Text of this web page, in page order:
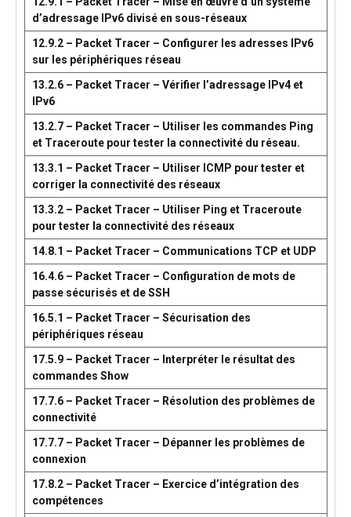
d’adressage IPv6 divisé en sous-réseaux
12.9.2 – Packet Tracer – Configurer les adresses IPv6
sur les périphériques réseau
13.2.6 – Packet Tracer – Vérifier l’adressage IPv4 et
IPv6
13.2.7 – Packet Tracer – Utiliser les commandes Ping
et Traceroute pour tester la connectivité du réseau.
13.3.1 – Packet Tracer – Utiliser ICMP pour tester et
corriger la connectivité des réseaux
13.3.2 – Packet Tracer – Utiliser Ping et Traceroute
pour tester la connectivité des réseaux
14.8.1 – Packet Tracer – Communications TCP et UDP
16.4.6 – Packet Tracer – Configuration de mots de
passe sécurisés et de SSH
16.5.1 – Packet Tracer – Sécurisation des
périphériques réseau
17.5.9 – Packet Tracer – Interpréter le résultat des
commandes Show
17.7.6 – Packet Tracer – Résolution des problèmes de
connectivité
17.7.7 – Packet Tracer – Dépanner les problèmes de
connexion
17.8.2 – Packet Tracer – Exercice d’intégration des
compétences